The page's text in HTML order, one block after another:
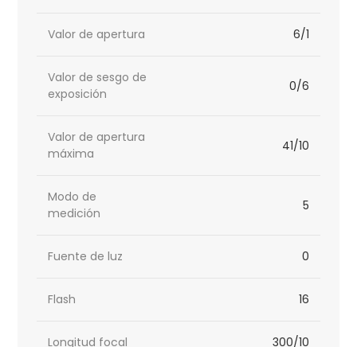
Valor de apertura 6/1
Valor de sesgo de
exposición
0/6
Valor de apertura
máxima
41/10
Modo de
medición
5
Fuente de luz 0
Flash 16
Longitud focal 300/10